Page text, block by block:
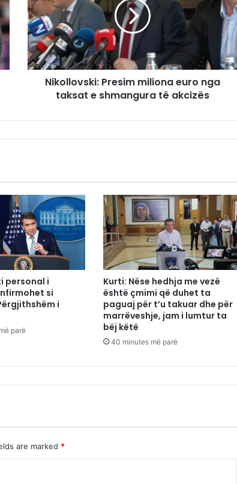
Nikollovski: Presim miliona euro nga
taksat e shmangura të akcizës
personal i
si
i
parë
Kurti: Nëse hedhja me vezë
është çmimi që duhet ta
paguaj për t’u takuar dhe për
marrëveshje, jam i lumtur ta
bëj këtë
40 minutes më parë
are marked *